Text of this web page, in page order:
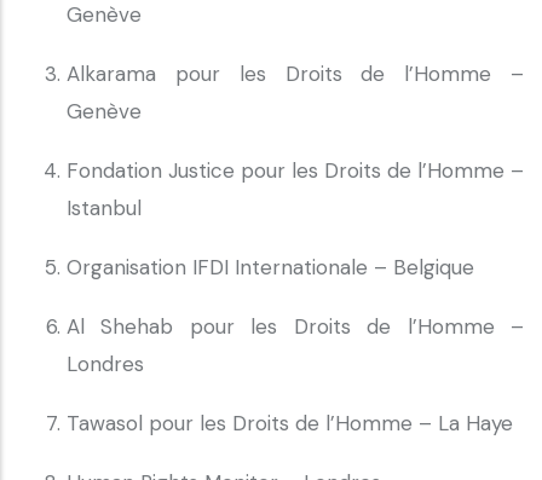
Genève
Alkarama pour les Droits de l’Homme –
Genève
Fondation Justice pour les Droits de l’Homme –
Istanbul
Organisation IFDI Internationale – Belgique
Al Shehab pour les Droits de l’Homme –
Londres
Tawasol pour les Droits de l’Homme – La Haye